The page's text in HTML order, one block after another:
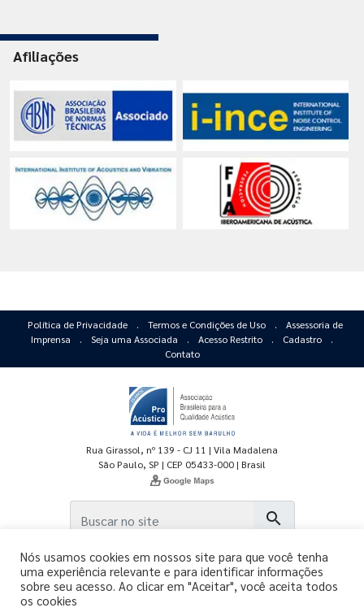
Afiliações
Política de Privacidade . Termos e Condições de Uso .
Assessoria de
Imprensa
. Seja uma Associada . Acesso Restrito . Cadastro
.
Contato
Rua Girassol, nº 139 - CJ 11 | Vila Madalena
São Paulo, SP | CEP 05433-000 | Brasil
search
Nós usamos cookies em nossos site para que você tenha
uma experiência relevante e para identificar informações
sobre seu acesso. Ao clicar em "Aceitar", você aceita todos
os cookies